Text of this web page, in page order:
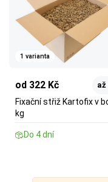
1 varianta
od 322 Kč až
Fixační střiž Kartofix v
kg
Do 4 dní